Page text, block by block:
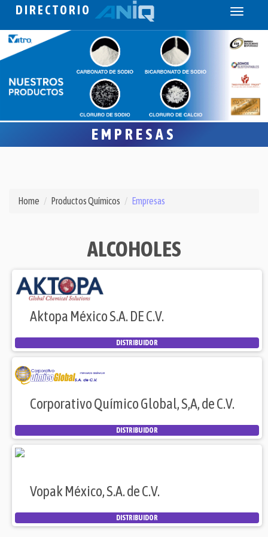
DIRECTORIO
Toggle
EMPRESAS
Home Productos Químicos Empresas
ALCOHOLES
Aktopa México S.A. DE C.V.
DISTRIBUIDOR
Corporativo Químico Global, S,A, de C.V.
DISTRIBUIDOR
Vopak México, S.A. de C.V.
DISTRIBUIDOR